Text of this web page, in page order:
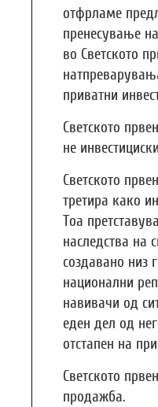
отфрламе
пренесување
во Светското
приватни
Светското
не
Светското
третира како
Тоа
наследства на
создавано низ
национални
навивачи од
еден дел од
отстапен на
Светското
продажба.